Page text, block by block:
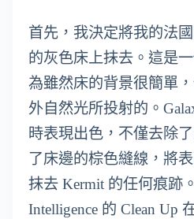
首先，我決定將我的法
的灰色床上抹去。這是
為雖然床的背景很簡單
外自然光所投射的。
時表現出色，不僅去除
了床邊的棕色縫線，將
抹去 Kermit 的任何痕跡
Intelligence 的 Clean Up